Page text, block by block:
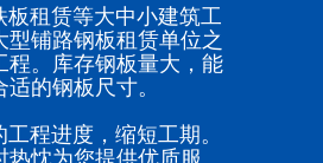
租赁等大中小建筑工
铺路钢板租赁单位之
程。库存钢板量大，能
的钢板尺寸。
程进度，缩短工期。
忱为您提供优质服